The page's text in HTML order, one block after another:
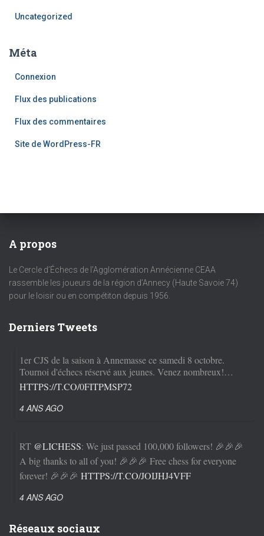
Uncategorized
Méta
Connexion
Flux des publications
Flux des commentaires
Site de WordPress-FR
A propos
Le Cercle d’Échecs de l’Agglomération Annécienne CEAA
rassemble les joueurs de la région d’Annecy (Haute Savoie 74)
pour le loisir ou en compétiton depuis 1956.
Derniers Tweets
1er CJS de la saison à Annemasse ce samedi 8 octobre.
Tournoi d'échecs réservé aux jeunes. Venez nombreux!…
HTTPS://T.CO/0FITPMSP72
4 ANS AGO
RT @LICHESS: We just passed 100,000 followers! 🎉🎉🎉
A big thanks to all of you! 🎉🎉🎉 Free chess for everyone
forever! 🎉🎉🎉 HTTPS://T.CO/JOIJHJ4VFF
4 ANS AGO
Réseaux sociaux